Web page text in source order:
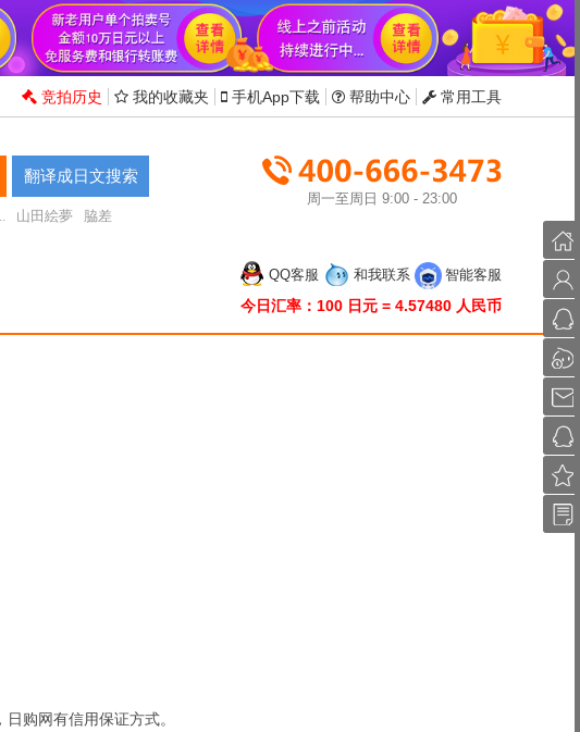
竞拍历史 我的收藏夹 手机App下载 帮助中心 常用工具
翻译成日文搜索
山田絵夢
脇差
周一至周日 9:00 - 23:00
QQ客服 和我联系 智能客服
今日汇率：100 日元 = 4.57480 人民币
购网有信用保证方式。
首
页
会
员
中
心
联
系
QQ
联
系
旺
旺
发
送
邮
件
投
诉
QQ
收